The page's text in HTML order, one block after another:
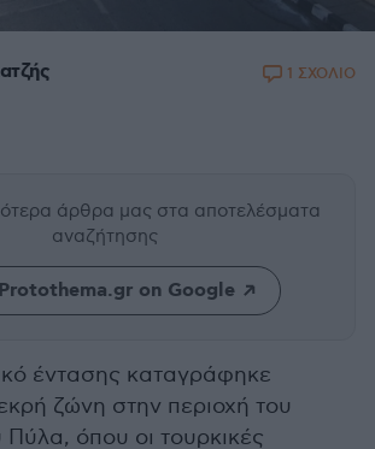
1 ΣΧΟΛΙΟ
άρθρα μας στα αποτελέσματα
αναζήτησης
on Google
έντασης καταγράφηκε
ζώνη στην περιοχή του
Πύλα, όπου οι τουρκικές